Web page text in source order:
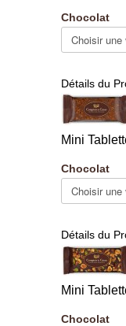
Chocolat
Détails du
Mini
Chocolat
Détails du
Mini
Chocolat